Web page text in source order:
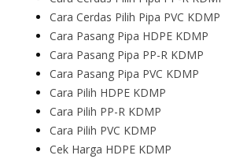
Cara Cerdas Pilih Pipa PVC KDMP
Cara Pasang Pipa HDPE KDMP
Cara Pasang Pipa PP-R KDMP
Cara Pasang Pipa PVC KDMP
Cara Pilih HDPE KDMP
Cara Pilih PP-R KDMP
Cara Pilih PVC KDMP
Cek Harga HDPE KDMP